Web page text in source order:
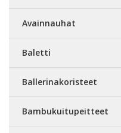
Avainnauhat
Baletti
Ballerinakoristeet
Bambukuitupeitteet